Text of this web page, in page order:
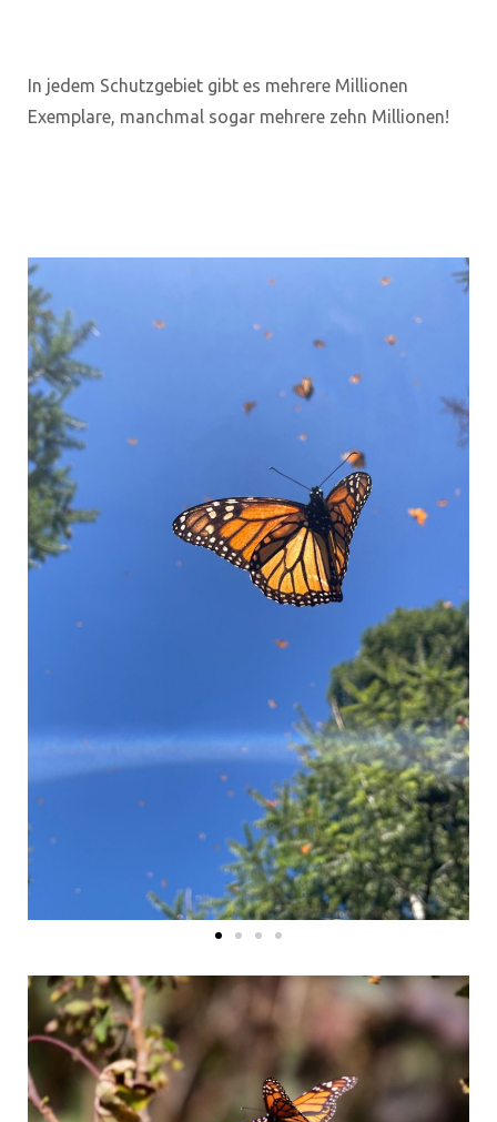
In jedem Schutzgebiet gibt es mehrere Millionen
Exemplare, manchmal sogar mehrere zehn Millionen!